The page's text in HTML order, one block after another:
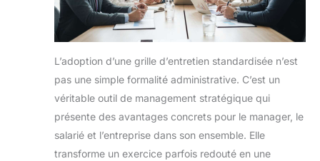
L’adoption d’une grille d’entretien standardisée n’est
pas une simple formalité administrative. C’est un
véritable outil de management stratégique qui
présente des avantages concrets pour le manager, le
salarié et l’entreprise dans son ensemble. Elle
transforme un exercice parfois redouté en une